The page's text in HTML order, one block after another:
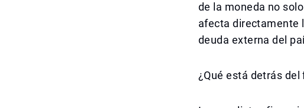
de la moneda no
afecta directamente
deuda externa del
¿Qué está detrás